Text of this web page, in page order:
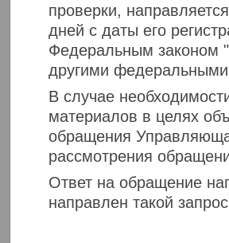
проверки,
дней с даты его
Федеральным законом
другими
В случае
материалов в целях
обращения
рассмотрения
Ответ на обращение
направлен такой